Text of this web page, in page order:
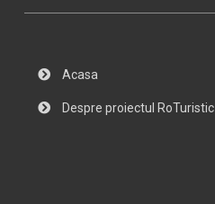
Acasa
Despre proiectul RoTuristic